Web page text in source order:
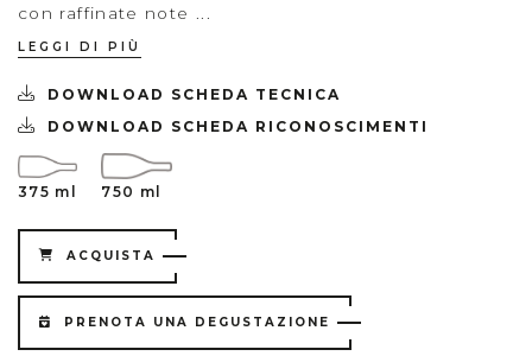
con raffinate note ...
LEGGI DI PIÙ
DOWNLOAD SCHEDA TECNICA
DOWNLOAD SCHEDA RICONOSCIMENTI
375 ml 750 ml
ACQUISTA
PRENOTA UNA DEGUSTAZIONE